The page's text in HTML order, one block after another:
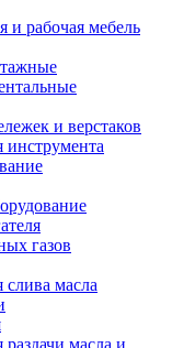
и рабочая мебель
и верстаков
газов
масла
масла и